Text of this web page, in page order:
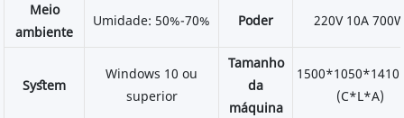
Meio
ambiente
Umidade: 50%-70% Poder 220V 10A
Syﬆem
Windows 10 ou
superior
Tamanho
da
máquina
(C*L*A)